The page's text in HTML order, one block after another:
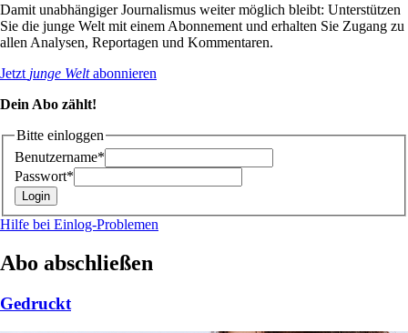
Damit unabhängiger Journalismus weiter möglich bleibt: Unterstützen
Sie die junge Welt mit einem Abonnement und erhalten Sie Zugang zu
allen Analysen, Reportagen und Kommentaren.
Jetzt junge Weltabonnieren
Dein Abo zählt!
Bitte einloggen
Benutzername*
Passwort*
Hilfe bei Einlog-Problemen
Abo abschließen
Gedruckt